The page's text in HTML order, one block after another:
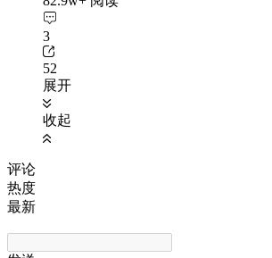
3
52
展开
收起
评论
热度
最新